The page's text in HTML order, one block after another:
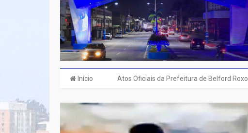
Início Atos Oficiais da Prefeitura de Belford Roxo